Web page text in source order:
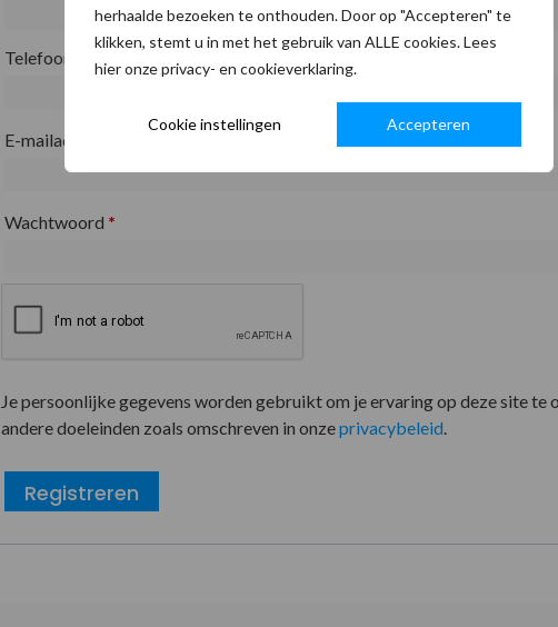
herhaalde bezoeken te onthouden. Door op "Accepteren" te
klikken, stemt u in met het gebruik van ALLE cookies. Lees
hier onze privacy- en cookieverklaring.
Cookie instellingen Accepteren
Telefoon
E-mailadres
Wachtwoord *
Je persoonlijke gegevens worden gebruikt om je ervaring op deze site
andere doeleinden zoals omschreven in onzeprivacybeleid
Registreren